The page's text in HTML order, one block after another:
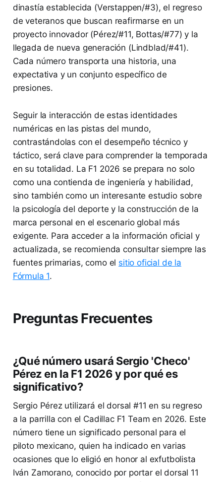
dinastía establecida (Verstappen/#3), el regreso
de veteranos que buscan reafirmarse en un
proyecto innovador (Pérez/#11, Bottas/#77) y la
llegada de nueva generación (Lindblad/#41).
Cada número transporta una historia, una
expectativa y un conjunto específico de
presiones.
Seguir la interacción de estas identidades
numéricas en las pistas del mundo,
contrastándolas con el desempeño técnico y
táctico, será clave para comprender la temporada
en su totalidad. La F1 2026 se prepara no solo
como una contienda de ingeniería y habilidad,
sino también como un interesante estudio sobre
la psicología del deporte y la construcción de la
marca personal en el escenario global más
exigente. Para acceder a la información oficial y
actualizada, se recomienda consultar siempre las
fuentes primarias, como el sitio oficial de la
Fórmula 1.
Preguntas Frecuentes
¿Qué número usará Sergio 'Checo'
Pérez en la F1 2026 y por qué es
significativo?
Sergio Pérez utilizará el dorsal #11 en su regreso
a la parrilla con el Cadillac F1 Team en 2026. Este
número tiene un significado personal para el
piloto mexicano, quien ha indicado en varias
ocasiones que lo eligió en honor al exfutbolista
Iván Zamorano, conocido por portar el dorsal 11